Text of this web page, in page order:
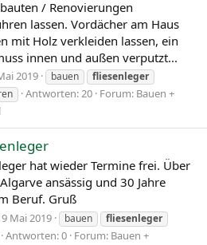
/ Renovierungen
lassen. Vordächer am Haus
mit Holz verkleiden lassen, ein
innen und außen verputzt...
2019 bauen
fliesenleger
Antworten: 20 Forum: Bauen +
hat wieder Termine frei. Über
ansässig und 30 Jahre
Beruf. Gruß
Mai 2019 bauen
fliesenleger
Antworten: 0 Forum: Bauen +